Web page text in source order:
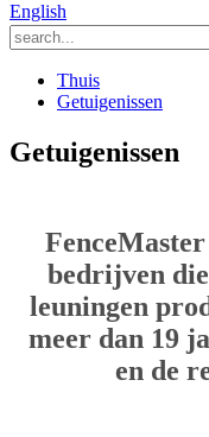
English
Thuis
Getuigenissen
Getuigenissen
bedrijven
leuningen
meer dan 19
en de